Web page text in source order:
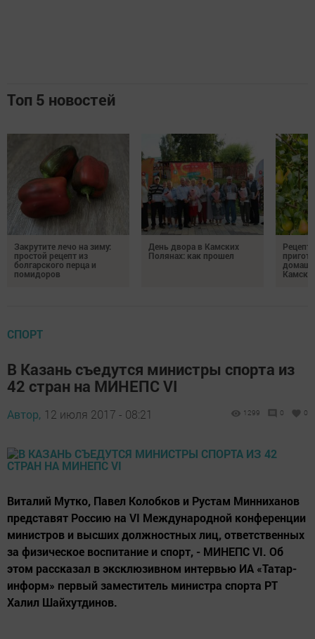
Топ 5 новостей
Закрутите лечо на зиму:
простой рецепт из
болгарского перца и
помидоров
День двора в Камских
Полянах: как прошел
СПОРТ
В Казань съедутся министры спорта из
42 стран на МИНЕПС VI
Автор, 12 июля 2017 - 08:21 1299 0 0
Виталий Мутко, Павел Колобков и Рустам Минниханов
представят Россию на VI Международной конференции
министров и высших должностных лиц, ответственных
за физическое воспитание и спорт, - МИНЕПС VI. Об
этом рассказал в эксклюзивном интервью ИА «Татар-
информ» первый заместитель министра спорта РТ
Халил Шайхутдинов.